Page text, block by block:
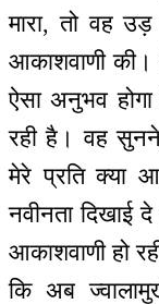
मारा, तो वह
आकाशवाणी की।
ऐसा अनुभव होगा
रही है। वह
मेरे प्रति क्या
नवीनता
आकाशवाणी हो
कि अब